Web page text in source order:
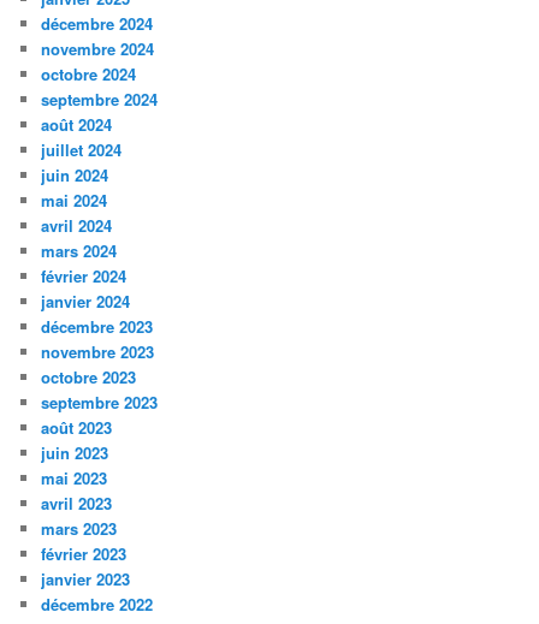
décembre 2024
novembre 2024
octobre 2024
septembre 2024
août 2024
juillet 2024
juin 2024
mai 2024
avril 2024
mars 2024
février 2024
janvier 2024
décembre 2023
novembre 2023
octobre 2023
septembre 2023
août 2023
juin 2023
mai 2023
avril 2023
mars 2023
février 2023
janvier 2023
décembre 2022